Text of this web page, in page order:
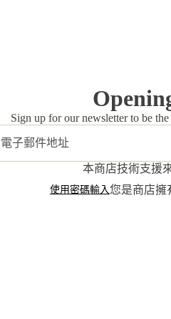
Sign up for our newsletter to be
本商店技術支援
使用密碼輸入您是商店擁